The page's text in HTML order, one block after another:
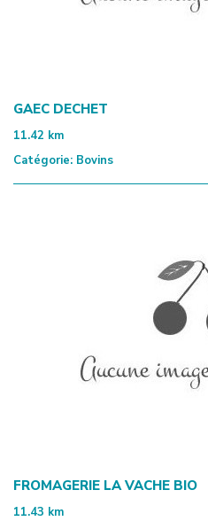
GAEC DECHET
11.42 km
Catégorie: Bovins
FROMAGERIE LA VACHE BIO
11.43 km